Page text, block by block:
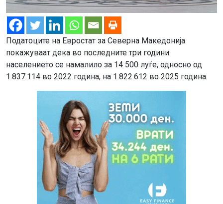
Податоците на Евростат за Северна Македонија
покажуваат дека во последните три години
населението се намалило за 14 500 луѓе, односно од
1.837.114 во 2022 година, на 1.822.612 во 2025 година.